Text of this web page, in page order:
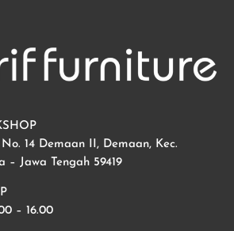
14 Demaan II, Demaan, Kec.
– Jawa Tengah 59419
– 16.00